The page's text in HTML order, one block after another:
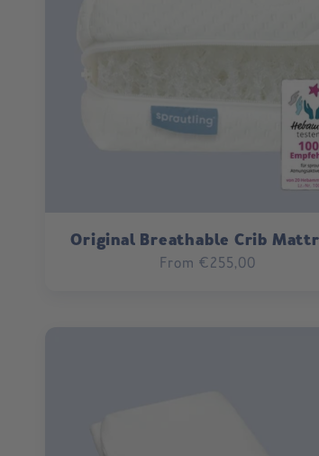
Original Breathable Crib
Regular
From €255,00